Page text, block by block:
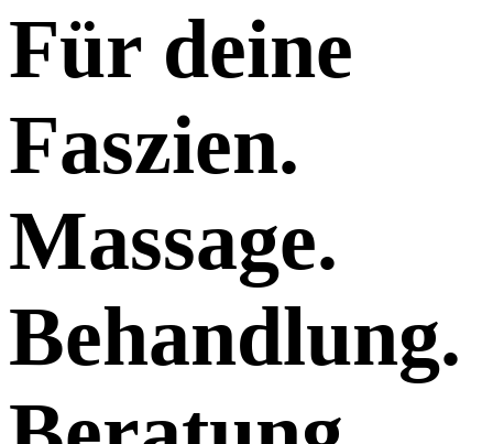
Für deine
Faszien.
Massage.
Behandlung.